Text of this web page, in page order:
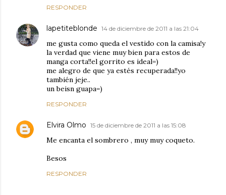
RESPONDER
lapetiteblonde 14 de diciembre de 2011 a las 21:04
me gusta como queda el vestido con la camisa!y
la verdad que viene muy bien para estos de
manga corta!!el gorrito es ideal=)
me alegro de que ya estés recuperada!!yo
también jeje..
un beisn guapa=)
RESPONDER
Elvira Olmo 15 de diciembre de 2011 a las 15:08
Me encanta el sombrero , muy muy coqueto.
Besos
RESPONDER